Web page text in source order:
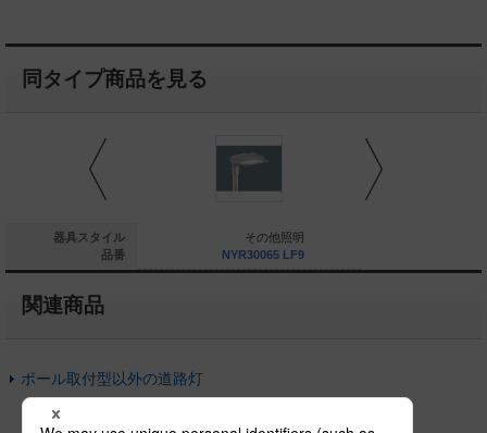
同タイプ商品を見る
器具スタイル
品番
街路灯
その他照明
NYR30065 LF9
関連商品
ポール取付型以外の道路灯